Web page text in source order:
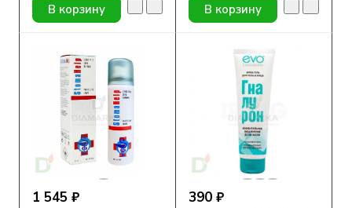
В корзину В корзину
1 545 ₽ 390 ₽